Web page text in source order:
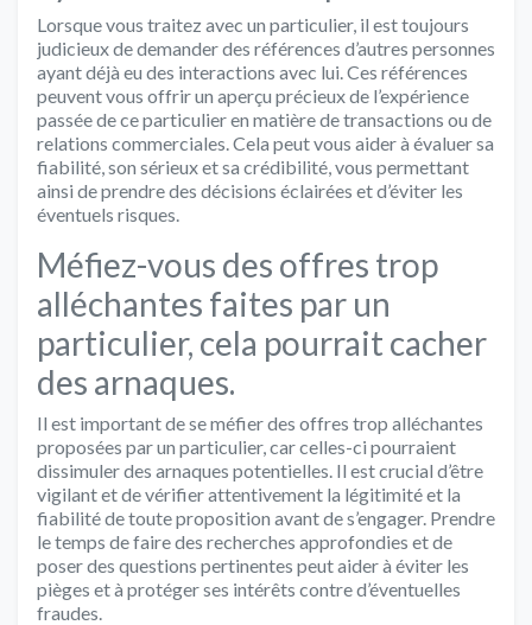
Lorsque vous traitez avec un particulier, il est toujours
judicieux de demander des références d’autres personnes
ayant déjà eu des interactions avec lui. Ces références
peuvent vous offrir un aperçu précieux de l’expérience
passée de ce particulier en matière de transactions ou de
relations commerciales. Cela peut vous aider à évaluer sa
fiabilité, son sérieux et sa crédibilité, vous permettant
ainsi de prendre des décisions éclairées et d’éviter les
éventuels risques.
Méfiez-vous des offres trop
alléchantes faites par un
particulier, cela pourrait cacher
des arnaques.
Il est important de se méfier des offres trop alléchantes
proposées par un particulier, car celles-ci pourraient
dissimuler des arnaques potentielles. Il est crucial d’être
vigilant et de vérifier attentivement la légitimité et la
fiabilité de toute proposition avant de s’engager. Prendre
le temps de faire des recherches approfondies et de
poser des questions pertinentes peut aider à éviter les
pièges et à protéger ses intérêts contre d’éventuelles
fraudes.